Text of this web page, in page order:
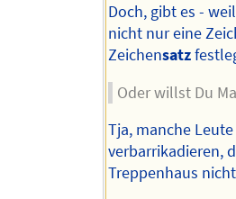
Doch, gibt es -
nicht nur eine
Zeichensatz
Oder willst Du
Tja, manche
verbarrikadieren,
Treppenhaus